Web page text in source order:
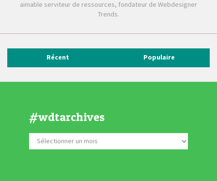
aimable serviteur de ressources, fondateur de Webdesigner
Trends.
Récent Populaire
#wdtarchives